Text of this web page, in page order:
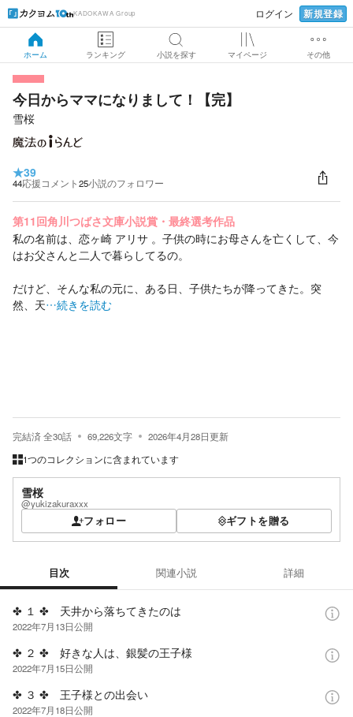
KADOKAWA Group ログイン 新規登録
ホーム ランキング 小説を探す マイページ その他
今日からママになりまして！【完】
雪桜
★39
44応援コメント25小説のフォロワー
第11回角川つばさ文庫小説賞・最終選考作品
私の名前は、恋ヶ崎 アリサ 。子供の時にお母さんを亡くして、今
はお父さんと二人で暮らしてるの。
だけど、そんな私の元に、ある日、子供たちが降ってきた。突
然、天…続きを読む
完結済全30話 69,226文字 2026年4月28日更新
1つのコレクションに含まれています
雪桜
@yukizakuraxxx
フォロー ギフトを贈る
目次 関連小説 詳細
✤ １ ✤ 天井から落ちてきたのは
2022年7月13日公開
✤ ２ ✤ 好きな人は、銀髪の王子様
2022年7月15日公開
✤ ３ ✤ 王子様との出会い
2022年7月18日公開